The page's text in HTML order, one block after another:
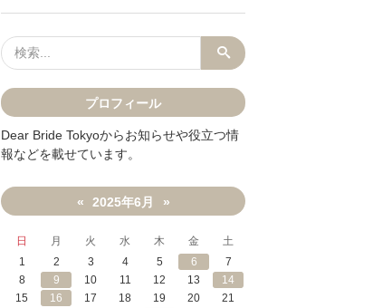
プロフィール
Dear Bride Tokyoからお知らせや役立つ情
報などを載せています。
« 2025年6月 »
日 月 火 水 木 金
土
1
2 3 4 5 6
7
8
9 10 11 12 13
14
15
16 17 18 19 20
21